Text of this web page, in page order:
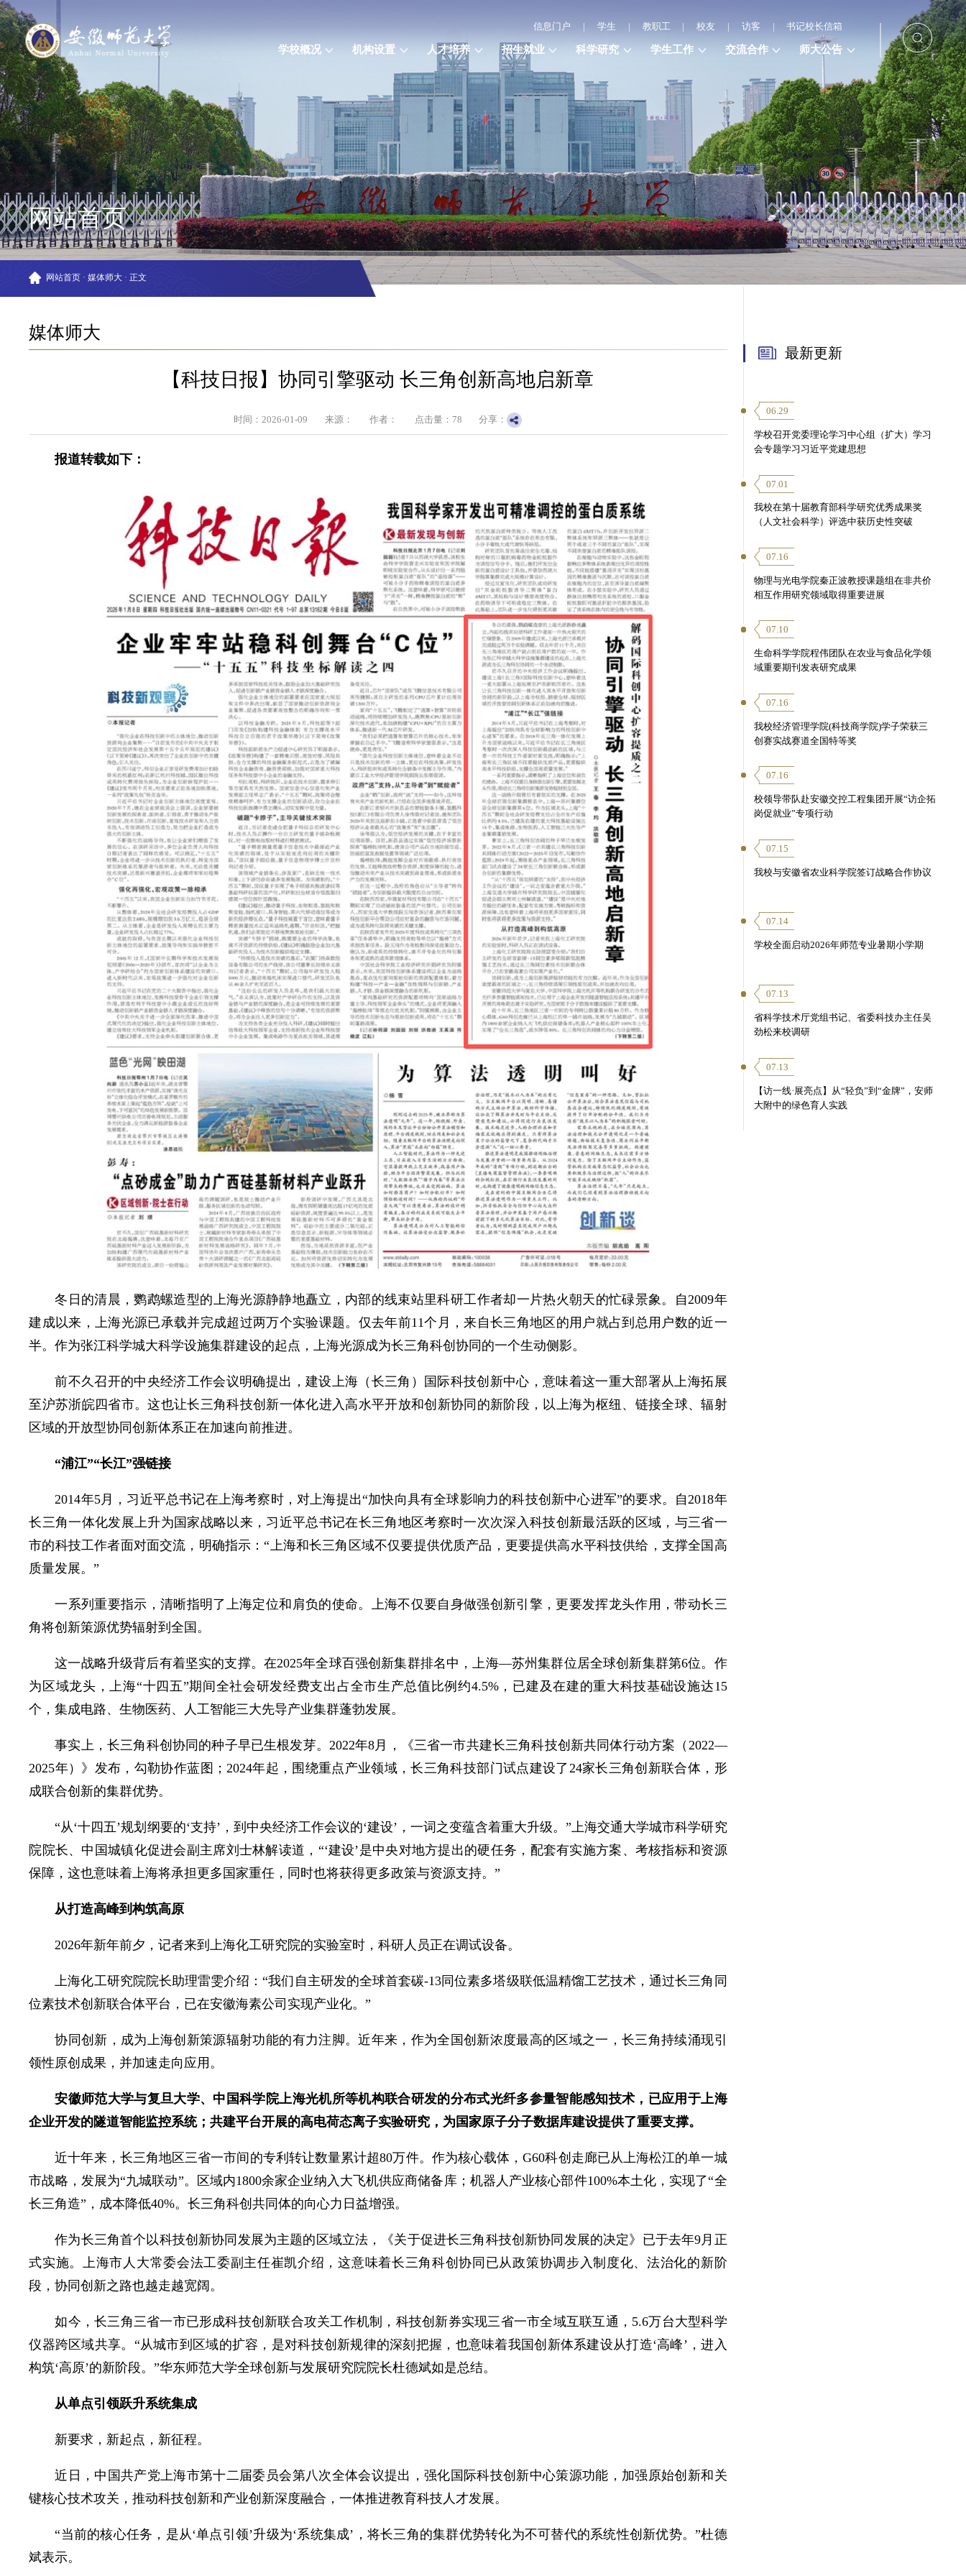
信息门户 | 学生 | 教职工 | 校友 | 访客 | 书记校长信箱
学校概况 机构设置 人才培养 招生就业 科学研究 学生工作 交流合作 师大公告
网站首页
网站首页 · 媒体师大 · 正文
媒体师大
【科技日报】协同引擎驱动 长三角创新高地启新章
时间：2026-01-09 来源： 作者： 点击量： 78 分享：
报道转载如下：
冬日的清晨，鹦鹉螺造型的上海光源静静地矗立，内部的线束站里科研工作者却一片热火朝天的忙碌景象。自2009年
建成以来，上海光源已承载并完成超过两万个实验课题。仅去年前11个月，来自长三角地区的用户就占到总用户数的近一
半。作为张江科学城大科学设施集群建设的起点，上海光源成为长三角科创协同的一个生动侧影。
前不久召开的中央经济工作会议明确提出，建设上海（长三角）国际科技创新中心，意味着这一重大部署从上海拓展
至沪苏浙皖四省市。这也让长三角科技创新一体化进入高水平开放和创新协同的新阶段，以上海为枢纽、链接全球、辐射
区域的开放型协同创新体系正在加速向前推进。
“浦江”“长江”强链接
2014年5月，习近平总书记在上海考察时，对上海提出“加快向具有全球影响力的科技创新中心进军”的要求。自2018年
长三角一体化发展上升为国家战略以来，习近平总书记在长三角地区考察时一次次深入科技创新最活跃的区域，与三省一
市的科技工作者面对面交流，明确指示：“上海和长三角区域不仅要提供优质产品，更要提供高水平科技供给，支撑全国高
质量发展。”
一系列重要指示，清晰指明了上海定位和肩负的使命。上海不仅要自身做强创新引擎，更要发挥龙头作用，带动长三
角将创新策源优势辐射到全国。
这一战略升级背后有着坚实的支撑。在2025年全球百强创新集群排名中，上海—苏州集群位居全球创新集群第6位。作
为区域龙头，上海“十四五”期间全社会研发经费支出占全市生产总值比例约4.5%，已建及在建的重大科技基础设施达15
个，集成电路、生物医药、人工智能三大先导产业集群蓬勃发展。
事实上，长三角科创协同的种子早已生根发芽。2022年8月，《三省一市共建长三角科技创新共同体行动方案（2022—
2025年）》发布，勾勒协作蓝图；2024年起，围绕重点产业领域，长三角科技部门试点建设了24家长三角创新联合体，形
成联合创新的集群优势。
“从‘十四五’规划纲要的‘支持’，到中央经济工作会议的‘建设’，一词之变蕴含着重大升级。”上海交通大学城市科学研究
院院长、中国城镇化促进会副主席刘士林解读道，“‘建设’是中央对地方提出的硬任务，配套有实施方案、考核指标和资源
保障，这也意味着上海将承担更多国家重任，同时也将获得更多政策与资源支持。”
从打造高峰到构筑高原
2026年新年前夕，记者来到上海化工研究院的实验室时，科研人员正在调试设备。
上海化工研究院院长助理雷雯介绍：“我们自主研发的全球首套碳-13同位素多塔级联低温精馏工艺技术，通过长三角同
位素技术创新联合体平台，已在安徽海素公司实现产业化。”
协同创新，成为上海创新策源辐射功能的有力注脚。近年来，作为全国创新浓度最高的区域之一，长三角持续涌现引
领性原创成果，并加速走向应用。
安徽师范大学与复旦大学、中国科学院上海光机所等机构联合研发的分布式光纤多参量智能感知技术，已应用于上海
企业开发的隧道智能监控系统；共建平台开展的高电荷态离子实验研究，为国家原子分子数据库建设提供了重要支撑。
近十年来，长三角地区三省一市间的专利转让数量累计超80万件。作为核心载体，G60科创走廊已从上海松江的单一城
市战略，发展为“九城联动”。区域内1800余家企业纳入大飞机供应商储备库；机器人产业核心部件100%本土化，实现了“全
长三角造”，成本降低40%。长三角科创共同体的向心力日益增强。
作为长三角首个以科技创新协同发展为主题的区域立法，《关于促进长三角科技创新协同发展的决定》已于去年9月正
式实施。上海市人大常委会法工委副主任崔凯介绍，这意味着长三角科创协同已从政策协调步入制度化、法治化的新阶
段，协同创新之路也越走越宽阔。
如今，长三角三省一市已形成科技创新联合攻关工作机制，科技创新券实现三省一市全域互联互通，5.6万台大型科学
仪器跨区域共享。“从城市到区域的扩容，是对科技创新规律的深刻把握，也意味着我国创新体系建设从打造‘高峰’，进入
构筑‘高原’的新阶段。”华东师范大学全球创新与发展研究院院长杜德斌如是总结。
从单点引领跃升系统集成
新要求，新起点，新征程。
近日，中国共产党上海市第十二届委员会第八次全体会议提出，强化国际科技创新中心策源功能，加强原始创新和关
键核心技术攻关，推动科技创新和产业创新深度融合，一体推进教育科技人才发展。
“当前的核心任务，是从‘单点引领’升级为‘系统集成’，将长三角的集群优势转化为不可替代的系统性创新优势。”杜德
斌表示。
最新更新
06.29
学校召开党委理论学习中心组（扩大）学习
会专题学习习近平党建思想
07.01
我校在第十届教育部科学研究优秀成果奖
（人文社会科学）评选中获历史性突破
07.16
物理与光电学院秦正波教授课题组在非共价
相互作用研究领域取得重要进展
07.10
生命科学学院程伟团队在农业与食品化学领
域重要期刊发表研究成果
07.16
我校经济管理学院(科技商学院)学子荣获三
创赛实战赛道全国特等奖
07.16
校领导带队赴安徽交控工程集团开展“访企拓
岗促就业”专项行动
07.15
我校与安徽省农业科学院签订战略合作协议
07.14
学校全面启动2026年师范专业暑期小学期
07.13
省科学技术厅党组书记、省委科技办主任吴
劲松来校调研
07.13
【访一线·展亮点】从“轻负”到“金牌”，安师
大附中的绿色育人实践